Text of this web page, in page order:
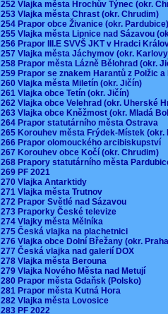
252 Vlajka města Hrochův Týnec (okr.
253 Vlajka města Chrast (okr. Chrudim)
254 Prapor obce Živanice (okr.
255 Vlajka města Lipnice nad Sázavou
256 Prapor III.E SVVŠ JKT v Hradci
257 Vlajka města Jáchymov (okr.
258 Prapor města Lázně Bělohrad (okr.
259 Prapor se znakem Harantů z Polžic
260 Vlajka města Miletín (okr. Jičín)
261 Vlajka obce Tetín (okr. Jičín)
262 Vlajka obce Velehrad (okr. Uherské
263 Vlajka obce Kněžmost (okr. Mladá
264 Prapor statutárního města Ostrava
265 Korouhev města Frýdek-Místek
266 Prapor olomouckého arcibiskupství
267 Korouhev obce Kočí (okr. Chrudim)
268 Prapory statutárního města
269 PF 2021
270 Vlajka Antarktidy
271 Vlajka města Trutnov
272 Prapor Světlé nad Sázavou
273 Praporky České televize
274 Vlajky města Mělníka
275 Česká vlajka na plachetnici
276 Vlajka obce Dolní Břežany (okr.
277 Česká vlajka nad galerií DOX
278 Vlajka města Berouna
279 Vlajka Nového Města nad Metují
280 Prapor města Gdaňsk (Polsko)
281 Prapor města Kutná Hora
282 Vlajka města Lovosice
283 PF 2022